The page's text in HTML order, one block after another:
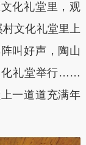
化礼堂里，观
村文化礼堂里上
叫好声，陶山
化礼堂举行……
一道道充满年